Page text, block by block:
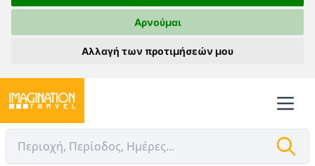
Αρνούμαι
Αλλαγή των προτιμήσεών μου